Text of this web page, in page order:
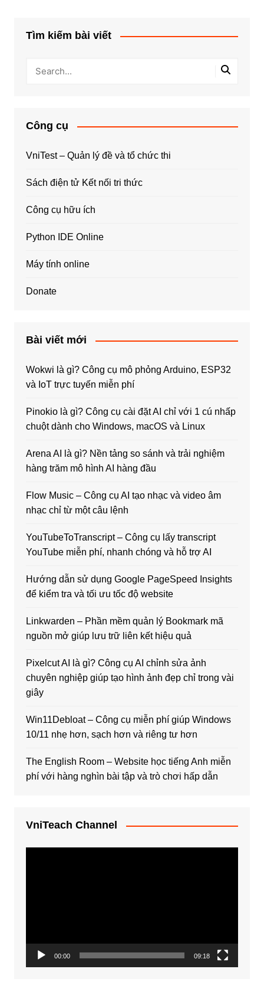
Tìm kiếm bài viết
Công cụ
VniTest – Quản lý đề và tổ chức thi
Sách điện tử Kết nối tri thức
Công cụ hữu ích
Python IDE Online
Máy tính online
Donate
Bài viết mới
Wokwi là gì? Công cụ mô phỏng Arduino, ESP32
và IoT trực tuyến miễn phí
Pinokio là gì? Công cụ cài đặt AI chỉ với 1 cú nhấp
chuột dành cho Windows, macOS và Linux
Arena AI là gì? Nền tảng so sánh và trải nghiệm
hàng trăm mô hình AI hàng đầu
Flow Music – Công cụ AI tạo nhạc và video âm
nhạc chỉ từ một câu lệnh
YouTubeToTranscript – Công cụ lấy transcript
YouTube miễn phí, nhanh chóng và hỗ trợ AI
Hướng dẫn sử dụng Google PageSpeed Insights
để kiểm tra và tối ưu tốc độ website
Linkwarden – Phần mềm quản lý Bookmark mã
nguồn mở giúp lưu trữ liên kết hiệu quả
Pixelcut AI là gì? Công cụ AI chỉnh sửa ảnh
chuyên nghiệp giúp tạo hình ảnh đẹp chỉ trong vài
giây
Win11Debloat – Công cụ miễn phí giúp Windows
10/11 nhẹ hơn, sạch hơn và riêng tư hơn
The English Room – Website học tiếng Anh miễn
phí với hàng nghìn bài tập và trò chơi hấp dẫn
VniTeach Channel
00:00 09:18